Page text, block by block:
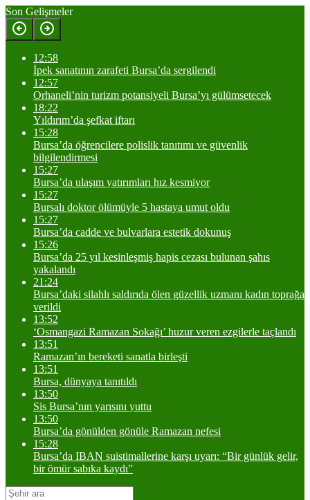
Son Gelişmeler
12:58
İpek sanatının zarafeti Bursa’da sergilendi
12:57
Orhaneli’nin turizm potansiyeli Bursa’yı gülümsetecek
18:22
Yıldırım’da şefkat iftarı
15:28
Bursa’da öğrencilere polislik tanıtımı ve güvenlik
bilgilendirmesi
15:27
Bursa’da ulaşım yatırımları hız kesmiyor
15:27
Bursalı doktor ölümüyle 5 hastaya umut oldu
15:27
Bursa’da cadde ve bulvarlara estetik dokunuş
15:26
Bursa’da 25 yıl kesinleşmiş hapis cezası bulunan şahıs
yakalandı
21:24
Bursa’daki silahlı saldırıda ölen güzellik uzmanı kadın toprağa
verildi
13:52
‘Osmangazi Ramazan Sokağı’ huzur veren ezgilerle taçlandı
13:51
Ramazan’ın bereketi sanatla birleşti
13:51
Bursa, dünyaya tanıtıldı
13:50
Sis Bursa’nın yarısını yuttu
13:50
Bursa’da gönülden gönüle Ramazan nefesi
15:28
Bursa’da IBAN suistimallerine karşı uyarı: “Bir günlük gelir,
bir ömür sabıka kaydı”